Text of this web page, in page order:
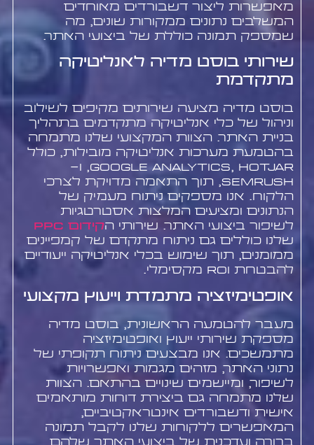
מאפשרות ליצור דשבורדים מאוחדים
המשלבים נתונים ממקורות שונים, מה
שמספק תמונה כוללת של ביצועי האתר.
שירותי בוסט מדיה לאנליטיקה
מתקדמת
בוסט מדיה מציעה שירותים מקיפים לשילוב
וניהול של כלי אנליטיקה מתקדמים בתהליך
בניית האתר. הצוות המקצועי שלנו מתמחה
בהטמעת מערכות אנליטיקה מובילות, כולל
Google Analytics, Hotjar, ו-
SEMrush, תוך התאמה מדויקת לצרכי
הלקוח. אנו מספקים ניתוח מעמיק של
הנתונים ומציעים המלצות אסטרטגיות
לשיפור ביצועי האתר. שירותי הקידום PPC
שלנו כוללים גם ניתוח מתקדם של קמפיינים
ממומנים, תוך שימוש בכלי אנליטיקה ייעודיים
להבטחת ROI מקסימלי.
אופטימיזציה מתמדת וייעוץ מקצועי
מעבר להטמעה הראשונית, בוסט מדיה
מספקת שירותי ייעוץ ואופטימיזציה
מתמשכים. אנו מבצעים ניתוח תקופתי של
נתוני האתר, מזהים מגמות ואפשרויות
לשיפור, ומיישמים שינויים בהתאם. הצוות
שלנו מתמחה גם ביצירת דוחות מותאמים
אישית ודשבורדים אינטראקטיביים,
המאפשרים ללקוחות שלנו לקבל תמונה